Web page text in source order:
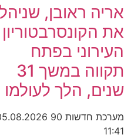
אריה ראובן, שניהל
את הקונסרבטוריון
העירוני בפתח
תקווה במשך 31
שנים, הלך לעולמו
מערכת חדשות 90
11:41